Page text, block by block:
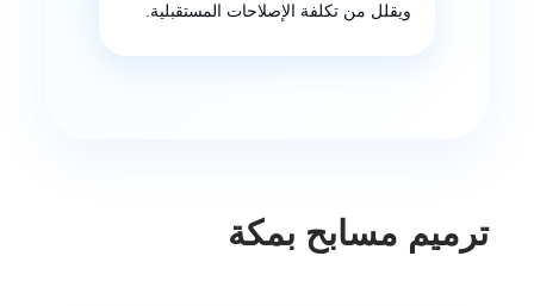
ويقلل من تكلفة الإصلاحات المستقبلية.
ترميم مسابح بمكة